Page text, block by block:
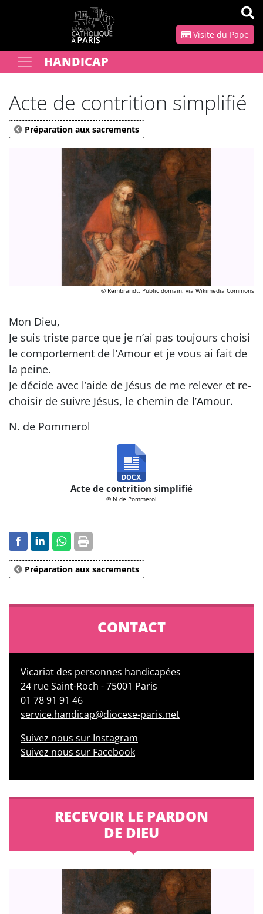
Visite du Pape
Votre rechercheHANDICAP
Acte de contrition simplifié
Préparation aux sacrements
© Rembrandt, Public domain, via Wikimedia Commons
Mon Dieu,
Je suis triste parce que je n’ai pas toujours choisi
le comportement de l’Amour et je vous ai fait de
la peine.
Je décide avec l’aide de Jésus de me relever et re-
choisir de suivre Jésus, le chemin de l’Amour.
N. de Pommerol
Acte de contrition simplifié
© N de Pommerol
Préparation aux sacrements
CONTACT
Vicariat des personnes handicapées
24 rue Saint-Roch - 75001 Paris
01 78 91 91 46
service.handicap@diocese-paris.net
Suivez nous sur Instagram
Suivez nous sur Facebook
RECEVOIR LE PARDON
DE DIEU
Panneau de gestion des cookies